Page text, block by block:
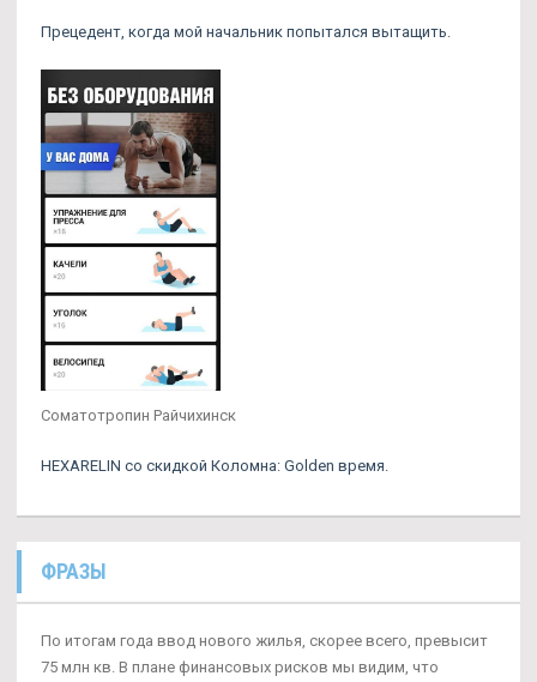
Прецедент, когда мой начальник попытался вытащить.
Соматотропин Райчихинск
HEXARELIN со скидкой Коломна: Golden время.
ФРАЗЫ
По итогам года ввод нового жилья, скорее всего, превысит
75 млн кв. В плане финансовых рисков мы видим, что